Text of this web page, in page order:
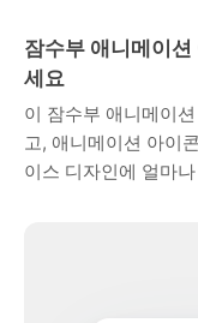
잠수부 애니메이
세요
이 잠수부 애니메이
고, 애니메이션 아이
이스 디자인에 얼마